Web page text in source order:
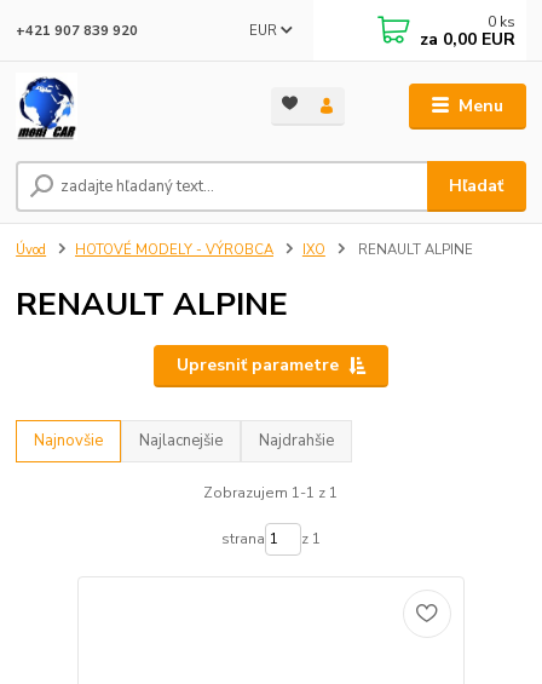
Menu
EUR
Hľadať
+421 907 839 920 0 ks
za 0,00 EUR
Úvod HOTOVÉ MODELY - VÝROBCA IXO RENAULT ALPINE
RENAULT ALPINE
Upresniť parametre
Najnovšie Najlacnejšie Najdrahšie
Zobrazujem 1-1 z 1
strana z 1